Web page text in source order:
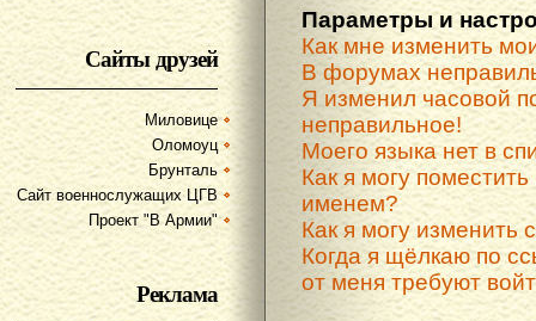
Сайты друзей
Миловице
Оломоуц
Брунталь
Сайт военнослужащих ЦГВ
Проект "В Армии"
Реклама
Параметры и
Как мне изменить
В форумах
Я изменил часовой
неправильное!
Моего языка нет в
Как я могу
именем?
Как я могу изменить
Когда я щёлкаю по
от меня требуют